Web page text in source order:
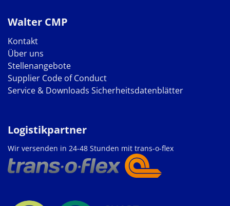
Walter CMP
Kontakt
Über uns
Stellenangebote
Supplier Code of Conduct
Service & Downloads Sicherheitsdatenblätter
Logistikpartner
Wir versenden in 24-48 Stunden mit trans-o-flex